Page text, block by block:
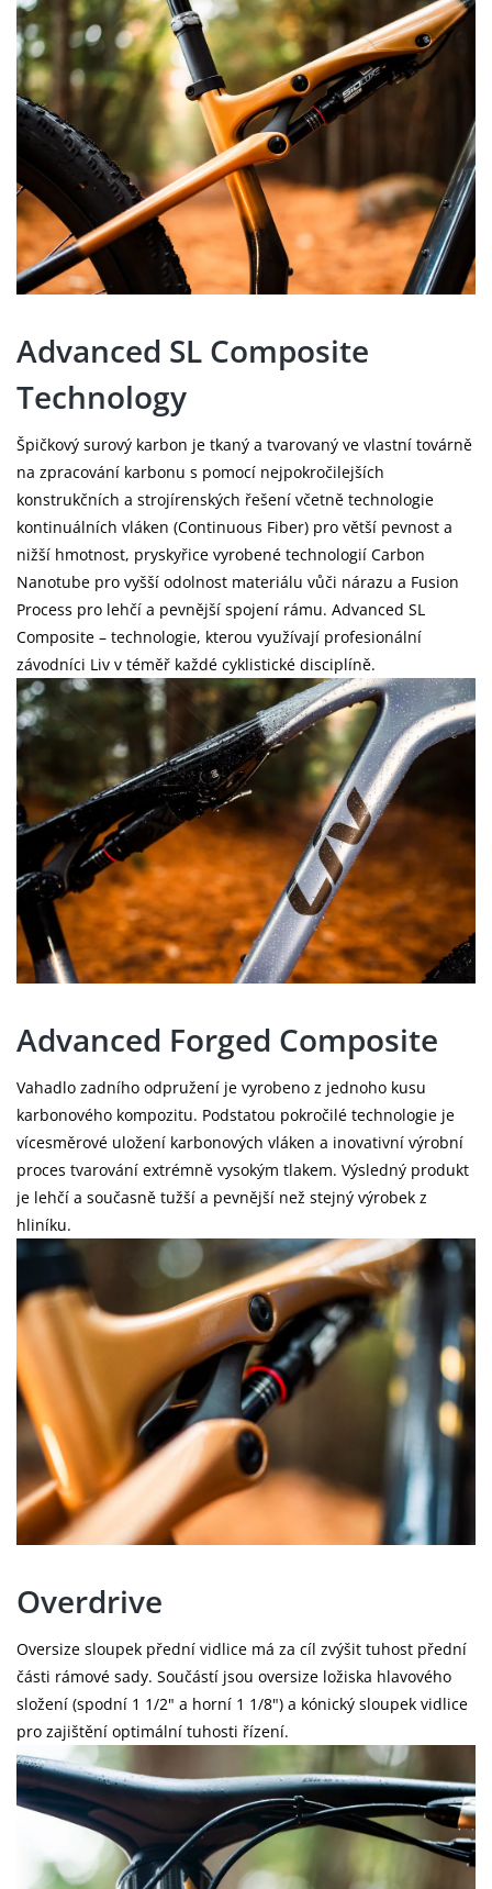
Advanced SL Composite
Technology
Špičkový surový karbon je tkaný a tvarovaný ve vlastní továrně
na zpracování karbonu s pomocí nejpokročilejších
konstrukčních a strojírenských řešení včetně technologie
kontinuálních vláken (Continuous Fiber) pro větší pevnost a
nižší hmotnost, pryskyřice vyrobené technologií Carbon
Nanotube pro vyšší odolnost materiálu vůči nárazu a Fusion
Process pro lehčí a pevnější spojení rámu. Advanced SL
Composite – technologie, kterou využívají profesionální
závodníci Liv v téměř každé cyklistické disciplíně.
Advanced Forged Composite
Vahadlo zadního odpružení je vyrobeno z jednoho kusu
karbonového kompozitu. Podstatou pokročilé technologie je
vícesměrové uložení karbonových vláken a inovativní výrobní
proces tvarování extrémně vysokým tlakem. Výsledný produkt
je lehčí a současně tužší a pevnější než stejný výrobek z
hliníku.
Overdrive
Oversize sloupek přední vidlice má za cíl zvýšit tuhost přední
části rámové sady. Součástí jsou oversize ložiska hlavového
složení (spodní 1 1/2" a horní 1 1/8") a kónický sloupek vidlice
pro zajištění optimální tuhosti řízení.